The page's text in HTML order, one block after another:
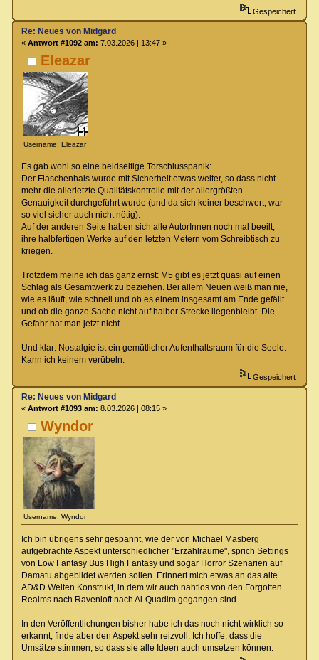
Gespeichert
Eleazar
Username: Eleazar
Re: Neues von Midgard
« Antwort #1092 am: 7.03.2026 | 13:47 »
Es gab wohl so eine beidseitige Torschlusspanik:
Der Flaschenhals wurde mit Sicherheit etwas weiter, so dass nicht
mehr die allerletzte Qualitätskontrolle mit der allergrößten
Genauigkeit durchgeführt wurde (und da sich keiner beschwert, war
so viel sicher auch nicht nötig).
Auf der anderen Seite haben sich alle AutorInnen noch mal beeilt,
ihre halbfertigen Werke auf den letzten Metern vom Schreibtisch zu
kriegen.
Trotzdem meine ich das ganz ernst: M5 gibt es jetzt quasi auf einen
Schlag als Gesamtwerk zu beziehen. Bei allem Neuen weiß man nie,
wie es läuft, wie schnell und ob es einem insgesamt am Ende gefällt
und ob die ganze Sache nicht auf halber Strecke liegenbleibt. Die
Gefahr hat man jetzt nicht.
Und klar: Nostalgie ist ein gemütlicher Aufenthaltsraum für die Seele.
Kann ich keinem verübeln.
Gespeichert
Wyndor
Username: Wyndor
Re: Neues von Midgard
« Antwort #1093 am: 8.03.2026 | 08:15 »
Ich bin übrigens sehr gespannt, wie der von Michael Masberg
aufgebrachte Aspekt unterschiedlicher "Erzählräume", sprich Settings
von Low Fantasy Bus High Fantasy und sogar Horror Szenarien auf
Damatu abgebildet werden sollen. Erinnert mich etwas an das alte
AD&D Welten Konstrukt, in dem wir auch nahtlos von den Forgotten
Realms nach Ravenloft nach Al-Quadim gegangen sind.
In den Veröffentlichungen bisher habe ich das noch nicht wirklich so
erkannt, finde aber den Aspekt sehr reizvoll. Ich hoffe, dass die
Umsätze stimmen, so dass sie alle Ideen auch umsetzen können.